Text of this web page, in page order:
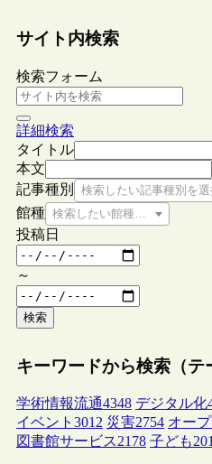
サイト内検索
検索フォーム
詳細検索
タイトル
本文
記事種別
検索したい記事種別を
館種 検索したい館種を選択してく
投稿日
～
検索
キーワードから検索（テ
学術情報流通4348 デジタル化
イベント 3012 災害2754 オー
図書館サービス2178 子ども